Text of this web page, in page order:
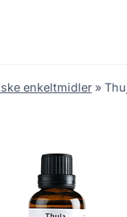
enkeltmidler »